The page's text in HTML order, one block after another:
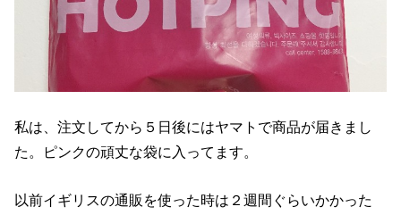
私は、注文してから５日後にはヤマトで商品が届きまし
た。ピンクの頑丈な袋に入ってます。
以前イギリスの通販を使った時は２週間ぐらいかかった